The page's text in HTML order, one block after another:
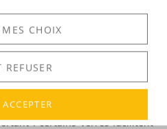
un rhum vieux dans de bonnes
installé, un soir par exemple,
: certains verres facilitent
MES CHOIX
REFUSER